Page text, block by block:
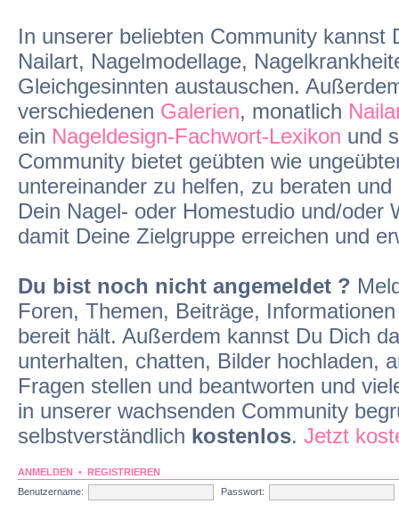
In unserer beliebten Community
Nailart, Nagelmodellage,
Gleichgesinnten austauschen.
verschiedenen Galerien, monatlich
ein Nageldesign-Fachwort-Lexikon und
Community bietet geübten wie
untereinander zu helfen, zu beraten
Dein Nagel- oder Homestudio und/oder
damit Deine Zielgruppe erreichen und
Du bist noch nicht angemeldet ?
Foren, Themen, Beiträge,
bereit hält. Außerdem kannst Du Dich
unterhalten, chatten, Bilder hochladen,
Fragen stellen und beantworten und
in unserer wachsenden Community
selbstverständlich kostenlos. Jetzt
ANMELDEN • REGISTRIEREN
Benutzername:
Passwort: